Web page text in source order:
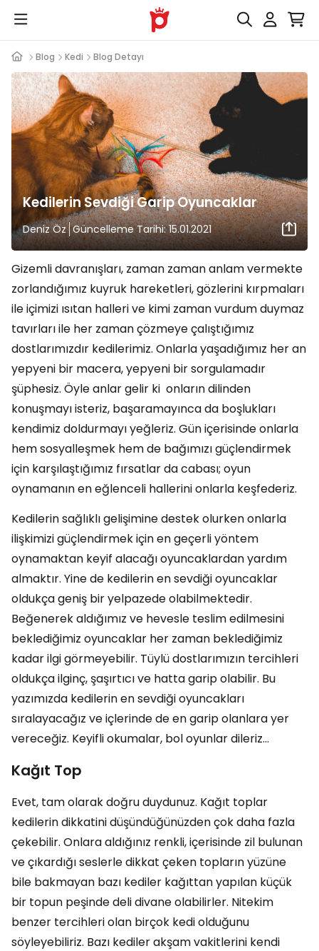
Blog Kedi Blog Detayı
Kedilerin Sevdiği Garip Oyuncaklar
Deniz Öz Güncelleme Tarihi: 15.01.2021
Gizemli davranışları, zaman zaman anlam vermekte
zorlandığımız kuyruk hareketleri, gözlerini kırpmaları
ile içimizi ısıtan halleri ve kimi zaman vurdum duymaz
tavırları ile her zaman çözmeye çalıştığımız
dostlarımızdır kedilerimiz. Onlarla yaşadığımız her an
yepyeni bir macera, yepyeni bir sorgulamadır
şüphesiz. Öyle anlar gelir ki onların dilinden
konuşmayı isteriz, başaramayınca da boşlukları
kendimiz doldurmayı yeğleriz. Gün içerisinde onlarla
hem sosyalleşmek hem de bağımızı güçlendirmek
için karşılaştığımız fırsatlar da cabası; oyun
oynamanın en eğlenceli hallerini onlarla keşfederiz.
Kedilerin sağlıklı gelişimine destek olurken onlarla
ilişkimizi güçlendirmek için en geçerli yöntem
oynamaktan keyif alacağı oyuncaklardan yardım
almaktır. Yine de kedilerin en sevdiği oyuncaklar
oldukça geniş bir yelpazede olabilmektedir.
Beğenerek aldığımız ve hevesle teslim edilmesini
beklediğimiz oyuncaklar her zaman beklediğimiz
kadar ilgi görmeyebilir. Tüylü dostlarımızın tercihleri
oldukça ilginç, şaşırtıcı ve hatta garip olabilir. Bu
yazımızda kedilerin en sevdiği oyuncakları
sıralayacağız ve içlerinde de en garip olanlara yer
vereceğiz. Keyifli okumalar, bol oyunlar dileriz…
Kağıt Top
Evet, tam olarak doğru duydunuz. Kağıt toplar
kedilerin dikkatini düşündüğünüzden çok daha fazla
çekebilir. Onlara aldığınız renkli, içerisinde zil bulunan
ve çıkardığı seslerle dikkat çeken topların yüzüne
bile bakmayan bazı kediler kağıttan yapılan küçük
bir topun peşinde deli divane olabilirler. Nitekim
benzer tercihleri olan birçok kedi olduğunu
söyleyebiliriz. Bazı kediler akşam vakitlerini kendi